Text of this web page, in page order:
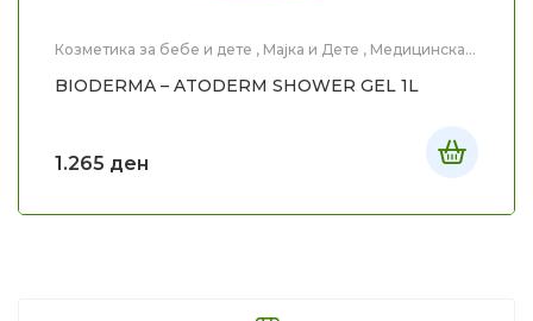
Козметика за бебе и дете , Мајка и Дете , Медицинска
BIODERMA – ATODERM SHOWER GEL 1L
1.265 ден